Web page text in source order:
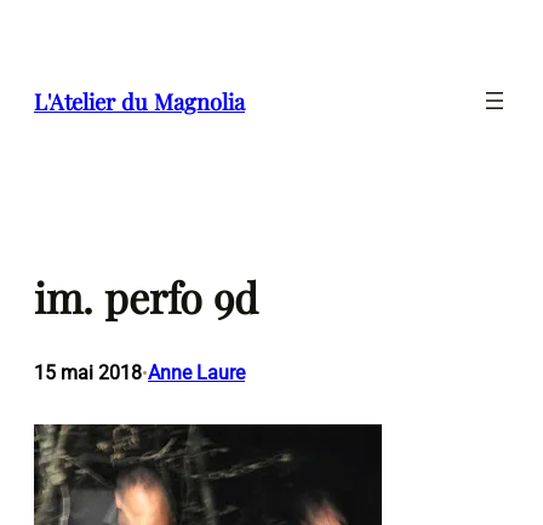
L'Atelier du Magnolia
im. perfo 9d
15 mai 2018•Anne Laure